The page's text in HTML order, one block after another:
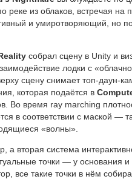
реке из облаков, встречая на
и умиротворяющий, но
собрал сцену в Unity и
лодки с
сцену снимает топ-даун-
которая подаётся в
Во время ray marching
в соответствии с маской —
«волны».
а вторая система
точки — у основания и
все такие точки в нём